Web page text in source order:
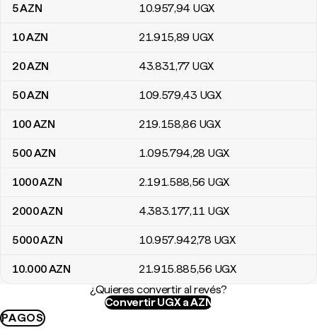
5AZN 10.957,94 UGX
10AZN 21.915,89 UGX
20AZN 43.831,77 UGX
50AZN 109.579,43 UGX
100AZN 219.158,86 UGX
500AZN 1.095.794,28 UGX
1000AZN 2.191.588,56 UGX
2000AZN 4.383.177,11 UGX
5000AZN 10.957.942,78 UGX
10.000AZN 21.915.885,56 UGX
¿Quieres convertir al revés?
Convertir UGX a AZN
PAGOS